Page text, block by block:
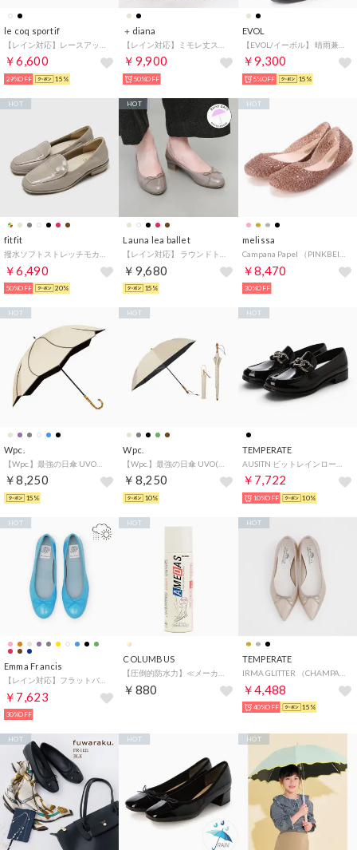
le coq sportif
￥6,600
29%OFF 15%
＋diana
￥9,900
50%OFF
EVOL
【EVOL/イーボル】 晴雨兼用 太ヒールレインブーツ IO9223（ブラックエナメル）
￥9,300
5%OFF 15%
fitfit
撥水ソフトストレッチモカシン （グレーベージュ）
￥6,490
HOT
50%OFF 20%
Launa lea ballet
【レイン対応】 ラウンドトゥヒールバレエシューズ(RB5401A)（モカE）
￥9,680
HOT
15%
melissa
Campana Papel （PINKBEIGE/ GLITTER）
￥8,470
HOT
30%OFF
Wpc.
￥8,250
HOT
15%
Wpc.
￥8,250
HOT
10%
TEMPERATE
￥7,722
HOT
10%OFF 10%
Emma Francis
【レイン対応】フラットバレエシューズ （ビビッドブルー エナメル）
￥7,623
HOT
30%OFF
COLUMBUS
【圧倒的防水力】≪メーカー正規品 ≫ 防水スプレー 長時間撥水 アメダス 60mL 婦人靴 革靴 スニーカー（ムショク）AMEDAS
￥880
HOT
TEMPERATE
IRMA GLITTER （CHAMPAGNE）
￥4,488
HOT
40%OFF 15%
HOT HOT HOT